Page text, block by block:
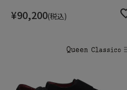
¥90,200 税込